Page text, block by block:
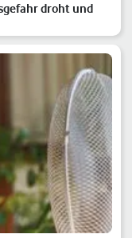
droht und